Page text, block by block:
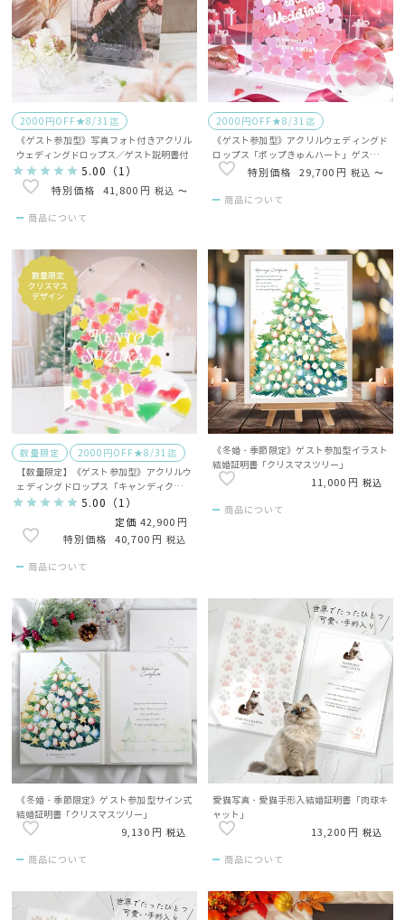
2000円OFF★8/31迄
《ゲスト参加型》写真フォト付きアクリル
ウェディングドロップス／ゲスト説明書付
5.00 （ 1 ）
41,800 税込 〜
商品について
2000円OFF★8/31迄
《ゲスト参加型》アクリルウェディングド
ロップス「ポップきゅんハート」ゲスト説
明書付
29,700 税込 〜
商品について
数量限定
2000円OFF★8/31迄
【数量限定】《ゲスト参加型》アクリルウ
ェディングドロップス「キャンディクリス
マス」ピース80枚／ゲスト説明書付
5.00 （ 1 ）
定価 42,900
40,700
税込
商品について
《冬婚・季節限定》ゲスト参加型イラスト
結婚証明書「クリスマスツリー」
11,000 税込
商品について
《冬婚・季節限定》ゲスト参加型サイン式
結婚証明書「クリスマスツリー」
9,130 税込
商品について
愛猫写真・愛猫手形入結婚証明書「肉球キ
ャット」
13,200 税込
商品について